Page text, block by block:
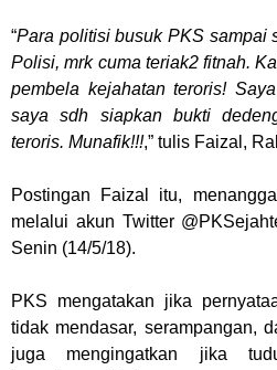
“Para politisi busuk PKS sampai
Polisi, mrk cuma teriak2 fitnah.
pembela kejahatan teroris!
saya sdh siapkan bukti
teroris. Munafik!!!,” tulis Faizal,
Postingan Faizal itu,
melalui akun Twitter
Senin (14/5/18).
PKS mengatakan jika
tidak mendasar, serampangan,
juga mengingatkan jika